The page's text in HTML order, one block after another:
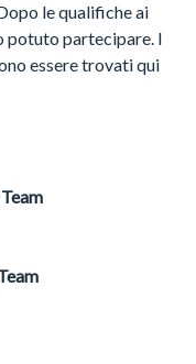
le qualifiche ai
potuto partecipare. I
essere trovati qui